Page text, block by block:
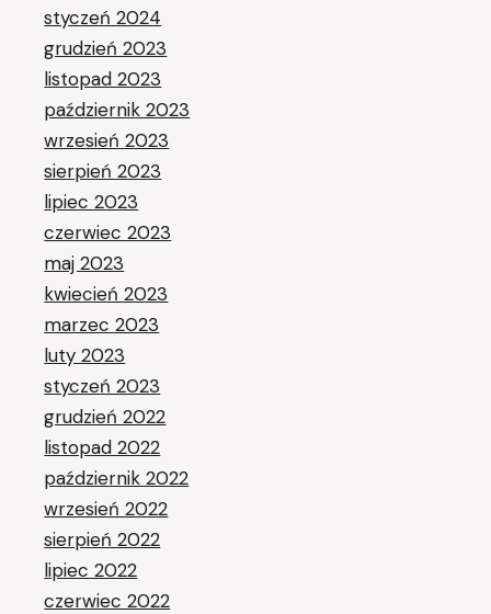
styczeń 2024
grudzień 2023
listopad 2023
październik 2023
wrzesień 2023
sierpień 2023
lipiec 2023
czerwiec 2023
maj 2023
kwiecień 2023
marzec 2023
luty 2023
styczeń 2023
grudzień 2022
listopad 2022
październik 2022
wrzesień 2022
sierpień 2022
lipiec 2022
czerwiec 2022